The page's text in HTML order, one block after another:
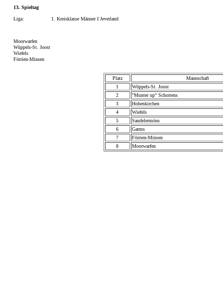
13. Spieltag
Liga: 1. Kreisklasse Männer I Jeverland
Moorwarfen
Wüppels-St. Joost
Wiefels
Förrien-Minsen
Platz
Mannschaft
1
Wüppels-St. Joost
2
"Munter up" Schortens
3
Hohenkirchen
4
Wiefels
5
Sandelermöns
6
Garms
7
Förrien-Minsen
8
Moorwarfen